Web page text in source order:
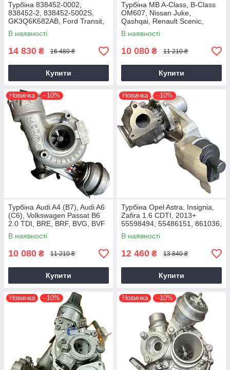
Турбіна 838452-0002,
838452-2, 838452-5002S,
GK3Q6K682AB, Ford Transit,
Tourneo EcoBlue YNFS,
YNF6, 2.0D, GTD1444V
В наявності
14 830 ₴ 16 480 ₴
Купити
Турбіна MB A-Class, B-Class
OM607, Nissan Juke,
Qashqai, Renault Scenic,
Kadjar, Megane K9K, 1.5 dCi,
2014+
В наявності
10 080 ₴ 11 210 ₴
Купити
Новинка –10%
Турбіна Audi A4 (B7), Audi A6
(C6), Volkswagen Passat B6
2.0 TDI, BRE, BRF, BVG, BVF
2004+
В наявності
10 080 ₴ 11 210 ₴
Купити
Новинка –10%
Турбіна Opel Astra, Insignia,
Zafira 1.6 CDTI, 2013+
55598494, 55486151, 861036,
54389700021, 54389700003
В наявності
12 460 ₴ 13 840 ₴
Купити
Новинка –10% Новинка –10%